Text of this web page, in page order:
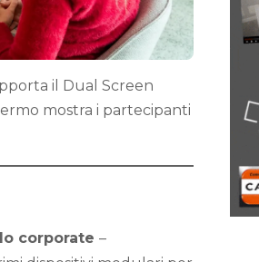
il Dual Screen
mostra i partecipanti
corporate –